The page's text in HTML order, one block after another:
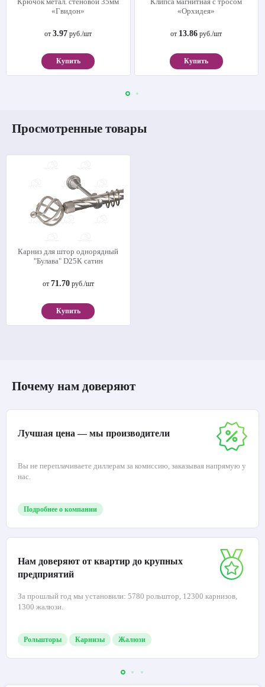
«Гвидон»
от3.97 руб./шт
Купить
«Орхидея»
от 13.86 руб./шт
Купить
Просмотренные товары
Карниз для штор однорядный
"Булава" D25К сатин
от 71.70руб./шт
Купить
Почему нам доверяют
Лучшая цена — мы производители
Вы не переплачиваете диллерам за комиссию, заказывая напрямую у
нас.
Подробнее о компании
Нам доверяют от квартир до крупных
предприятий
За прошлый год мы установили: 5780 рольштор, 12300 карнизов,
1300 жалюзи.
Рольшторы Карнизы Жалюзи